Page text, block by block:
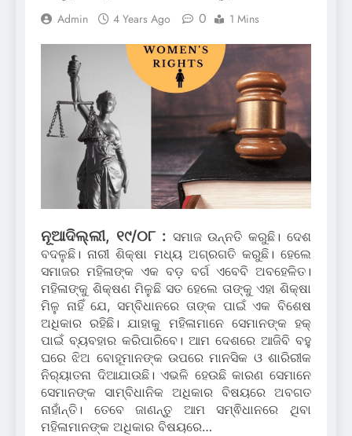
Admin 4 Years Ago 0 1 Mins
ନୂଆଦିଲ୍ଲୀ, ୧୯/୦୮ : ସମାଜ ଉନ୍ନତି କରୁଛି। ଦେଶ
ବଦଳୁଛି। ନାରୀ ଶିକ୍ଷା ମଧ୍ୟ ଅଗ୍ରଗତି କରୁଛି। ହେଲେ
ସମାଜର ମହିଳାଙ୍କ ଏକ ବଡ଼ ବର୍ଗ ଏବେବି ଅବହେଳିତ।
ମହିଳାଙ୍କୁ ଶିକ୍ଷଣ ମିଳୁଛି ସତ ହେଲେ ତାଙ୍କୁ ଏହା ଶିକ୍ଷା
ମିଳୁ ନାହିଁ ଯେ, ସମ୍ବିଧାନରେ ତାଙ୍କ ପାଇଁ ଏକ ବିଶେଷ
ଅଧିକାର ରହିଛି। ଯାହାକୁ ମହିଳାମାନେ ସେମାନଙ୍କ ହକ୍
ପାଇଁ ବ୍ୟବହାର କରିପାରିବେ। ଆମ ଦେଶରେ ଆଜିବି ବହୁ
ଘରେ ଝିଅ ବୋହୂମାନଙ୍କ ଉପରେ ମାନସିକ ଓ ଶାରିରୀକ
ନିର‌୍ୟାତନା ଦିଆଯାଉଛି। ଏଭଳି ହେଉଛି କାରଣ ସେମାନେ
ସେମାନଙ୍କ ସାମ୍ବିଧାନିକ ଅଧିକାର ବିଷୟରେ ଅବଗତ
ନାହାଁନ୍ତି। ତେବେ ଜାଣନ୍ତୁ ଆମ ସମ୍ଵିଧାନରେ ଥିବା
ମହିଳାମାନଙ୍କ ଅଧିକାର ବିଷୟରେ…